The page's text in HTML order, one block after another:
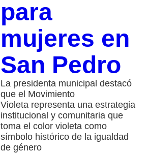
para
mujeres en
San Pedro
La presidenta municipal destacó
que el Movimiento
Violeta representa una estrategia
institucional y comunitaria que
toma el color violeta como
símbolo histórico de la igualdad
de género